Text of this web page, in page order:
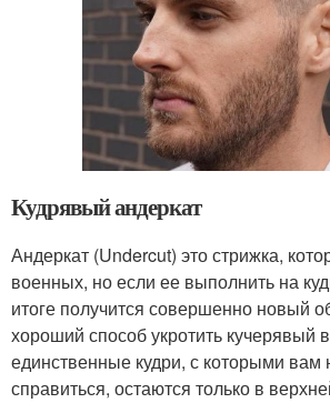
Кудрявый андеркат
Андеркат (Undercut) это стрижка,
военных, но если ее выполнить на
итоге получится совершенно новый
хороший способ укротить кучерявый
единственные кудри, с которыми вам
справиться, остаются только в